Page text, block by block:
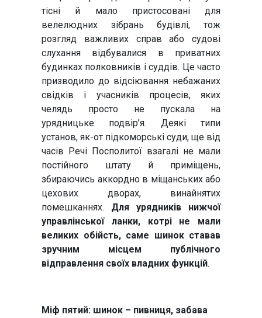
тісні й мало пристосовані для
велелюдних зібрань будівлі, тож
розгляд важливих справ або судові
слухання відбувалися в приватних
будинках полковників і суддів. Це часто
призводило до відсіювання небажаних
свідків і учасників процесів, яких
челядь просто не пускала на
урядницьке подвір’я. Деякі типи
установ, як-от підкоморські суди, ще від
часів Речі Посполитої взагалі не мали
постійного штату й приміщень,
збираючись аккордно в міщанських або
цехових дворах, винайнятих
помешканнях. Для урядників нижчої
управлінської ланки, котрі не мали
великих обійсть, саме шинок ставав
зручним місцем публічного
відправлення своїх владних функцій.
Міф пятий: шинок – пивниця, забава